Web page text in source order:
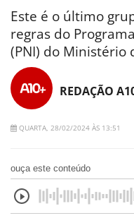
Este é o último
regras do
(PNI) do Ministério
REDAÇÃO
QUARTA, 28/02/2024 ÀS 13:51
ouça este conteúdo